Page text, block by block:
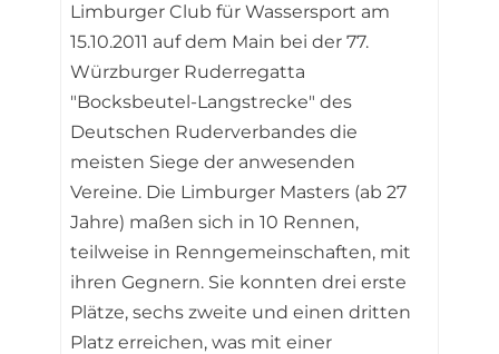
Limburger Club für Wassersport am
15.10.2011 auf dem Main bei der 77.
Würzburger Ruderregatta
"Bocksbeutel-Langstrecke" des
Deutschen Ruderverbandes die
meisten Siege der anwesenden
Vereine. Die Limburger Masters (ab 27
Jahre) maßen sich in 10 Rennen,
teilweise in Renngemeinschaften, mit
ihren Gegnern. Sie konnten drei erste
Plätze, sechs zweite und einen dritten
Platz erreichen, was mit einer